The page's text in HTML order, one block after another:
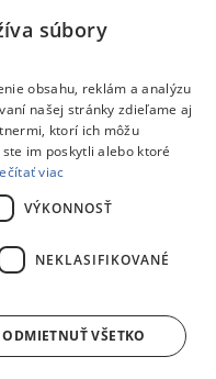
záznamu videa
Amazon Alexa a
na stenu
a sú kompatibilné
TUYA
Nemecku
pohybu, sledovanie
súbory
obsahu, reklám a analýzu
našej stránky zdieľame aj
ktorí ich môžu
im poskytli alebo ktoré
viac
VÝKONNOSŤ
NEKLASIFIKOVANÉ
ODMIETNUŤ VŠETKO